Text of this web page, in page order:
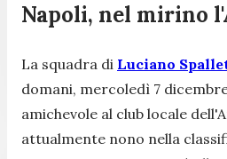
Napoli, nel mirino
La squadra di Luciano
domani, mercoledì 7
amichevole al club locale
attualmente nono nella